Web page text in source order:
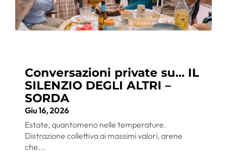
Conversazioni private su… IL
SILENZIO DEGLI ALTRI –
SORDA
Giu 16, 2026
Estate, quantomeno nelle temperature.
Distrazione collettiva ai massimi valori, arene
che...